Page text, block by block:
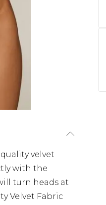
velvet
with the
turn heads at
Velvet Fabric